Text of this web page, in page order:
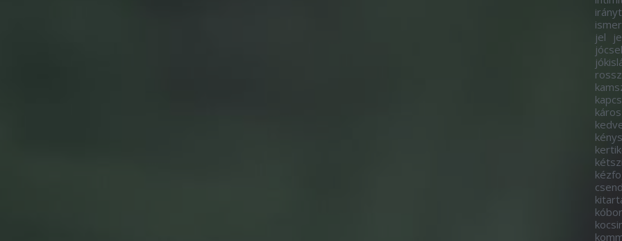
jel
rossz
káros
csend
kóbor